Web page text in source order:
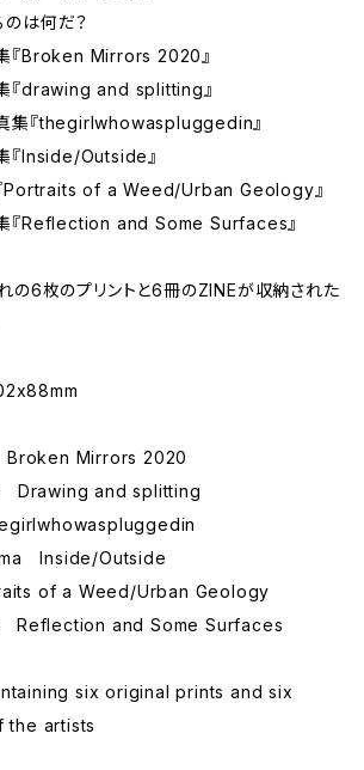
は何だ？
Broken Mirrors 2020』
drawing and splitting』
『thegirlwhowaspluggedin』
Inside/Outside』
of a Weed/Urban Geology』
Reflection and Some Surfaces』
の6枚のプリントと6冊のZINEが収納された
Mirrors 2020
Drawing and splitting
Inside/Outside
of a Weed/Urban Geology
Reflection and Some Surfaces
six original prints and six
the artists